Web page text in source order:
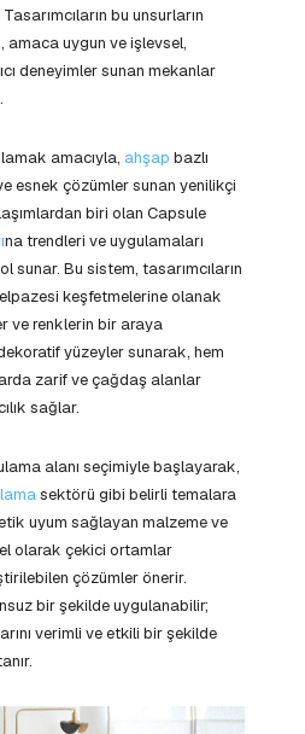
bu unsurların
uygun ve işlevsel,
deneyimler sunan mekanlar
amacıyla, ahşap bazlı
esnek çözümler sunan yenilikçi
biri olan Capsule
na trendleri ve uygulamaları
sunar. Bu sistem, tasarımcıların
keşfetmelerine olanak
ve renklerin bir araya
yüzeyler sunarak, hem
zarif ve çağdaş alanlar
sağlar.
alanı seçimiyle başlayarak,
sektörü gibi belirli temalara
uyum sağlayan malzeme ve
olarak çekici ortamlar
çözümler önerir.
bir şekilde uygulanabilir;
verimli ve etkili bir şekilde